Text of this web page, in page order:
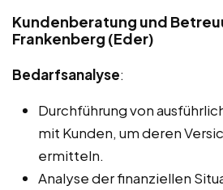
Kundenberatung und
Frankenberg (Eder)
Bedarfsanalyse:
Durchführung von
mit Kunden, um deren
ermitteln.
Analyse der finanziellen